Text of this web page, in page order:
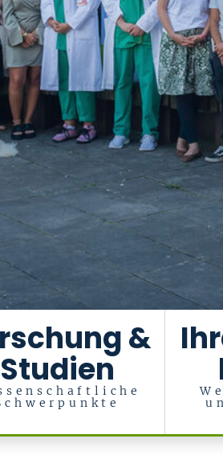
&
Studien